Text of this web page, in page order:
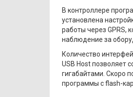
В контроллере
установлена
работы через GPRS,
наблюдение за
Количество
USB Host позволяет
гигабайтами. Скоро
программы с flash-